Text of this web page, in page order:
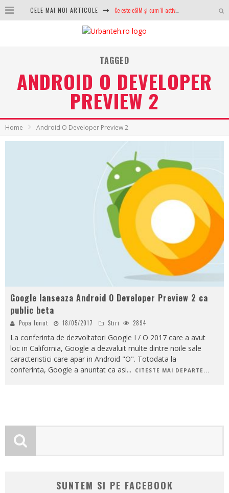
CELE MAI NOI ARTICOLE Ce este eSIM și cum îl activezi pe telefon? Ghid complet pentru Android și iPhone
GoPro revine în competiție: Mission One este răspunsul pe care DJI nu îl aștepta
TAGGED
ANDROID O DEVELOPER
PREVIEW 2
Home Android O Developer Preview 2
Google lanseaza Android O Developer Preview 2 ca
public beta
Popa Ionut 18/05/2017 Stiri 2894
La conferinta de dezvoltatori Google I / O 2017 care a avut
loc in California, Google a dezvaluit multe dintre noile sale
caracteristici care apar in Android "O". Totodata la
conferinta, Google a anuntat ca asi... CITESTE MAI DEPARTE...
SUNTEM SI PE FACEBOOK